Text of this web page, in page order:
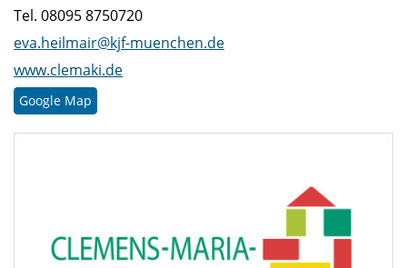
Tel. 08095 8750720
eva.heilmair@kjf-muenchen.de
www.clemaki.de
Google Map